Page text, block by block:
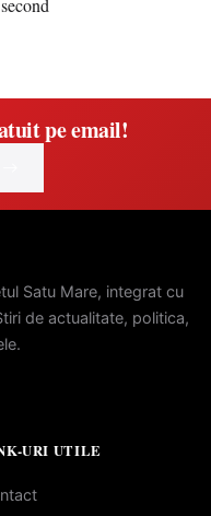
pe email!
Satu Mare, integrat cu
de actualitate, politica,
URI UTILE